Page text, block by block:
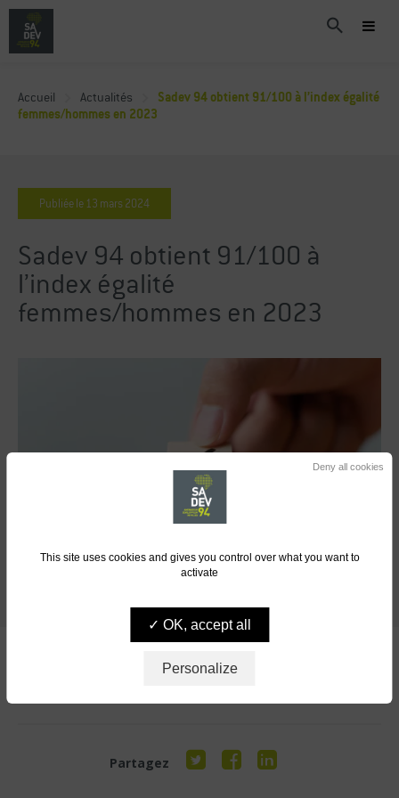
Accueil Actualités
Sadev 94 obtient 91/100 à l’index égalité
femmes/hommes en 2023
Publiée le 13 mars 2024
Sadev 94 obtient 91/100 à
l’index égalité
femmes/hommes en 2023
Cliquez ici pour ouvrir le tableau de calcul de l’index
Partagez
This site uses cookies and gives you control over what you want to
activate
OK, accept all
Deny all cookies
Personalize